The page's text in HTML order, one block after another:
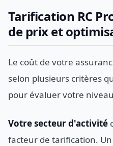
Tarification RC
de prix et
Le coût de votre
selon plusieurs critères
pour évaluer votre
Votre secteur d'activité
facteur de tarification.